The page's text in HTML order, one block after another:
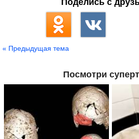
« Предыдущая тема
Посмотри